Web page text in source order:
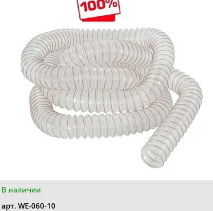
В наличии
арт. WE-060-10